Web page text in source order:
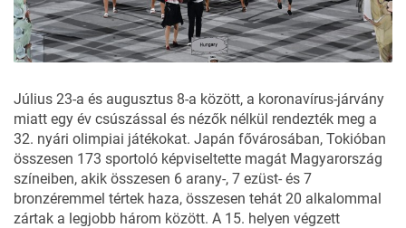
Július 23-a és augusztus 8-a között, a koronavírus-járvány
miatt egy év csúszással és nézők nélkül rendezték meg a
32. nyári olimpiai játékokat. Japán fővárosában, Tokióban
összesen 173 sportoló képviseltette magát Magyarország
színeiben, akik összesen 6 arany-, 7 ezüst- és 7
bronzéremmel tértek haza, összesen tehát 20 alkalommal
zártak a legjobb három között. A 15. helyen végzett